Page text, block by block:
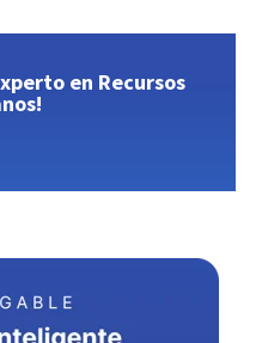
en Recursos